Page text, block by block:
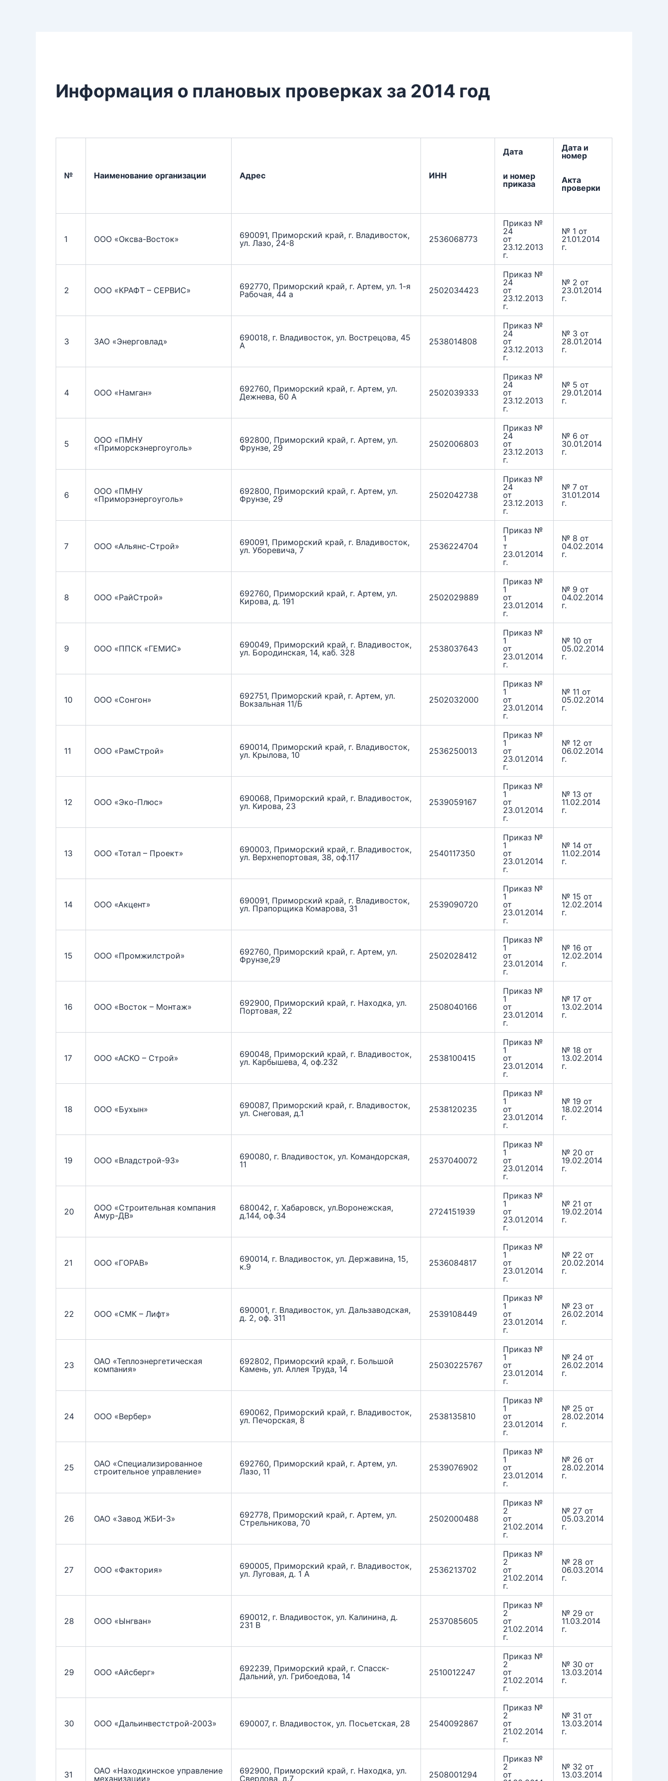
Информация о плановых проверках за 2014 год
№ Наименование организации Адрес ИНН
Дата
и номер
приказа
Дата и
номер
Акта
проверки
1 ООО «Оксва-Восток»
690091, Приморский край, г. Владивосток,
ул. Лазо, 24-8
2536068773
Приказ №
24
от
23.12.2013
г.
№ 1 от
21.01.2014
г.
2 ООО «КРАФТ – СЕРВИС»
692770, Приморский край, г. Артем, ул. 1-я
Рабочая, 44 а
2502034423
Приказ №
24
от
23.12.2013
г.
№ 2 от
23.01.2014
г.
3 ЗАО «Энерговлад»
690018, г. Владивосток, ул. Вострецова, 45
А
2538014808
Приказ №
24
от
23.12.2013
г.
№ 3 от
28.01.2014
г.
4 ООО «Намган»
692760, Приморский край, г. Артем, ул.
Дежнева, 60 А
2502039333
Приказ №
24
от
23.12.2013
г.
№ 5 от
29.01.2014
г.
5
ООО «ПМНУ
«Приморскэнергоуголь»
692800, Приморский край, г. Артем, ул.
Фрунзе, 29
2502006803
Приказ №
24
от
23.12.2013
г.
№ 6 от
30.01.2014
г.
6
ООО «ПМНУ
«Приморэнергоуголь»
692800, Приморский край, г. Артем, ул.
Фрунзе, 29
2502042738
Приказ №
24
от
23.12.2013
г.
№ 7 от
31.01.2014
г.
7 ООО «Альянс-Строй»
690091, Приморский край, г. Владивосток,
ул. Уборевича, 7
2536224704
Приказ №
1
т
23.01.2014
г.
№ 8 от
04.02.2014
г.
8 ООО «РайСтрой»
692760, Приморский край, г. Артем, ул.
Кирова, д. 191
2502029889
Приказ №
1
от
23.01.2014
г.
№ 9 от
04.02.2014
г.
9 ООО «ППСК «ГЕМИС»
690049, Приморский край, г. Владивосток,
ул. Бородинская, 14, каб. 328
2538037643
Приказ №
1
от
23.01.2014
г.
№ 10 от
05.02.2014
г.
10 ООО «Сонгон»
692751, Приморский край, г. Артем, ул.
Вокзальная 11/Б
2502032000
Приказ №
1
от
23.01.2014
г.
№ 11 от
05.02.2014
г.
11 ООО «РамСтрой»
690014, Приморский край, г. Владивосток,
ул. Крылова, 10
2536250013
Приказ №
1
от
23.01.2014
г.
№ 12 от
06.02.2014
г.
12 ООО «Эко-Плюс»
690068, Приморский край, г. Владивосток,
ул. Кирова, 23
2539059167
Приказ №
1
от
23.01.2014
г.
№ 13 от
11.02.2014
г.
13 ООО «Тотал – Проект»
690003, Приморский край, г. Владивосток,
ул. Верхнепортовая, 38, оф.117
2540117350
Приказ №
1
от
23.01.2014
г.
№ 14 от
11.02.2014
г.
14 ООО «Акцент»
690091, Приморский край, г. Владивосток,
ул. Прапорщика Комарова, 31
2539090720
Приказ №
1
от
23.01.2014
г.
№ 15 от
12.02.2014
г.
15 ООО «Промжилстрой»
692760, Приморский край, г. Артем, ул.
Фрунзе,29
2502028412
Приказ №
1
от
23.01.2014
г.
№ 16 от
12.02.2014
г.
16 ООО «Восток – Монтаж»
692900, Приморский край, г. Находка, ул.
Портовая, 22
2508040166
Приказ №
1
от
23.01.2014
г.
№ 17 от
13.02.2014
г.
17 ООО «АСКО – Строй»
690048, Приморский край, г. Владивосток,
ул. Карбышева, 4, оф.232
2538100415
Приказ №
1
от
23.01.2014
г.
№ 18 от
13.02.2014
г.
18 ООО «Бухын»
690087, Приморский край, г. Владивосток,
ул. Снеговая, д.1
2538120235
Приказ №
1
от
23.01.2014
г.
№ 19 от
18.02.2014
г.
19 ООО «Владстрой-93»
690080, г. Владивосток, ул. Командорская,
11
2537040072
Приказ №
1
от
23.01.2014
г.
№ 20 от
19.02.2014
г.
20
ООО «Строительная компания
Амур-ДВ»
680042, г. Хабаровск, ул.Воронежская,
д.144, оф.34
2724151939
Приказ №
1
от
23.01.2014
г.
№ 21 от
19.02.2014
г.
21 ООО «ГОРАВ»
690014, г. Владивосток, ул. Державина, 15,
к.9
2536084817
Приказ №
1
от
23.01.2014
г.
№ 22 от
20.02.2014
г.
22 ООО «СМК – Лифт»
690001, г. Владивосток, ул. Дальзаводская,
д. 2, оф. 311
2539108449
Приказ №
1
от
23.01.2014
г.
№ 23 от
26.02.2014
г.
23
ОАО «Теплоэнергетическая
компания»
692802, Приморский край, г. Большой
Камень, ул. Аллея Труда, 14
25030225767
Приказ №
1
от
23.01.2014
г.
№ 24 от
26.02.2014
г.
24 ООО «Вербер»
690062, Приморский край, г. Владивосток,
ул. Печорская, 8
2538135810
Приказ №
1
от
23.01.2014
г.
№ 25 от
28.02.2014
г.
25
ОАО «Специализированное
строительное управление»
692760, Приморский край, г. Артем, ул.
Лазо, 11
2539076902
Приказ №
1
от
23.01.2014
г.
№ 26 от
28.02.2014
г.
26 ОАО «Завод ЖБИ-3»
692778, Приморский край, г. Артем, ул.
Стрельникова, 70
2502000488
Приказ №
2
от
21.02.2014
г.
№ 27 от
05.03.2014
г.
27 ООО «Фактория»
690005, Приморский край, г. Владивосток,
ул. Луговая, д. 1 А
2536213702
Приказ №
2
от
21.02.2014
г.
№ 28 от
06.03.2014
г.
28 ООО «Ынгван»
690012, г. Владивосток, ул. Калинина, д.
231 В
2537085605
Приказ №
2
от
21.02.2014
г.
№ 29 от
11.03.2014
г.
29 ООО «Айсберг»
692239, Приморский край, г. Спасск-
Дальний, ул. Грибоедова, 14
2510012247
Приказ №
2
от
21.02.2014
г.
№ 30 от
13.03.2014
г.
30 ООО «Дальинвестстрой-2003» 690007, г. Владивосток, ул. Посьетская, 28 2540092867
Приказ №
2
от
21.02.2014
г.
№ 31 от
13.03.2014
г.
31
ОАО «Находкинское управление
механизации»
692900, Приморский край, г. Находка, ул.
Сверлова, д.7
2508001294
Приказ №
2
от
№ 32 от
13.03.2014